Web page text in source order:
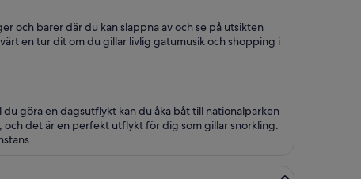
och barer där du kan slappna av och se på utsikten
en tur dit om du gillar livlig gatumusik och shopping i
göra en dagsutflykt kan du åka båt till nationalparken
det är en perfekt utflykt för dig som gillar snorkling.